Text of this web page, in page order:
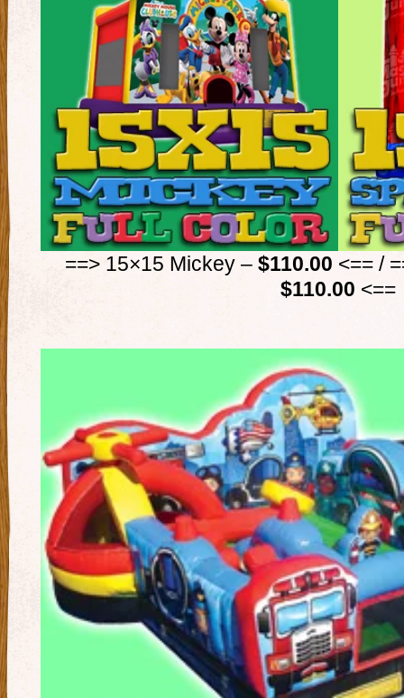
==> 15×15 Mickey – $110.00 <== /
$110.00 <==